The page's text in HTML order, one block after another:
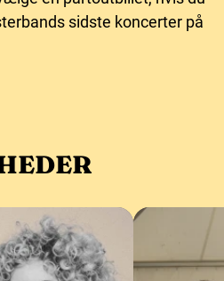
sidste koncerter på